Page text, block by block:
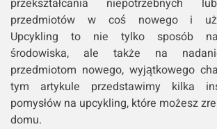
przekształcania niepotrzebnych
przedmiotów w coś nowego i
Upcykling to nie tylko sposób
środowiska, ale także na
przedmiotom nowego, wyjątkowego
tym artykule przedstawimy kilka
pomysłów na upcykling, które możesz
domu.